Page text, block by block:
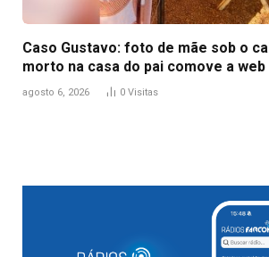
Caso Gustavo: foto de mãe sob o
morto na casa do pai comove a web
agosto 6, 2026 0 Visitas